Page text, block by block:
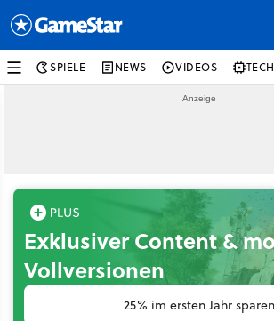
SPIELE NEWS VIDEOS TECH
Exklusiver Content &
Vollversionen
25% im ersten Jahr sparen